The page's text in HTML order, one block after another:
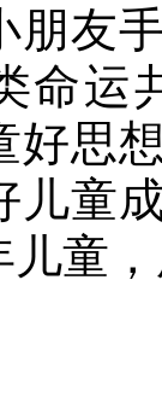
朋友
命运
好思
儿童
儿童